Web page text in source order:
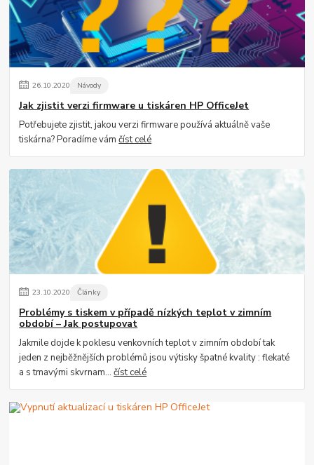
26.10.2020 Návody
Jak zjistit verzi firmware u tiskáren HP OfficeJet
Potřebujete zjistit, jakou verzi firmware používá aktuálně vaše
tiskárna? Poradíme vámčíst celé
23.10.2020 Články
Problémy s tiskem v případě nízkých teplot v zimním
období – Jak postupovat
Jakmile dojde k poklesu venkovních teplot v zimním období tak
jeden z nejběžnějších problémů jsou výtisky špatné kvality : flekaté
a s tmavými skvrnam...číst celé